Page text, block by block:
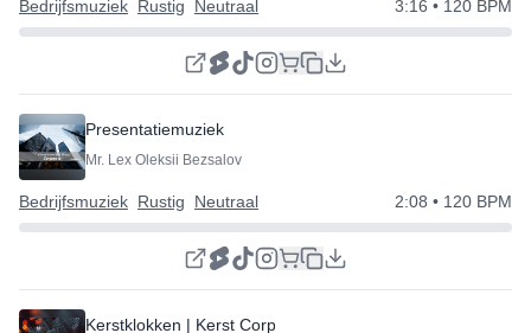
Bedrijfsmuziek Rustig Neutraal 3:16 • 120 BPM
Presentatiemuziek
Mr. Lex Oleksii Bezsalov
Bedrijfsmuziek Rustig Neutraal 2:08 • 120 BPM
Kerstklokken | Kerst Corporate